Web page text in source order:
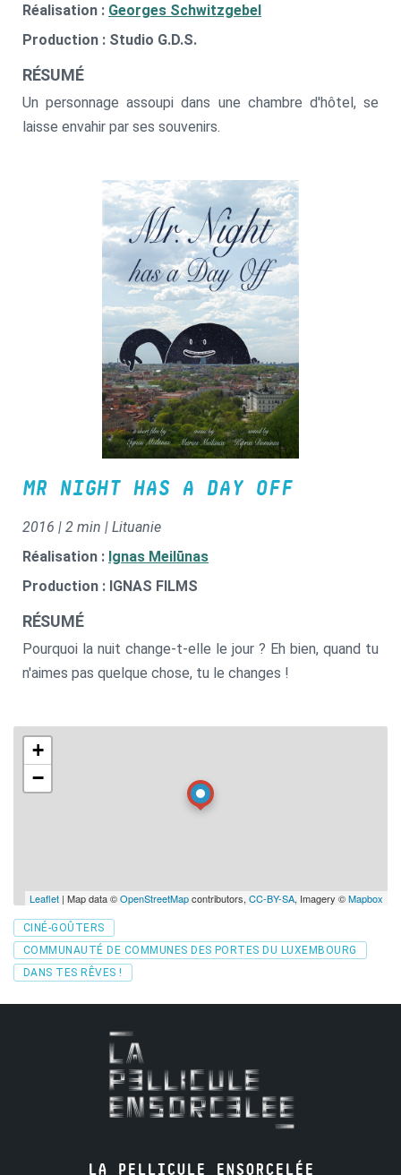
Réalisation : Georges Schwitzgebel
Production : Studio G.D.S.
RÉSUMÉ
Un personnage assoupi dans une chambre d'hôtel, se
laisse envahir par ses souvenirs.
MR NIGHT HAS A DAY OFF
2016 | 2 min | Lituanie
Réalisation : Ignas Meilūnas
Production : IGNAS FILMS
RÉSUMÉ
Pourquoi la nuit change-t-elle le jour ? Eh bien, quand tu
n'aimes pas quelque chose, tu le changes !
+
−
Leaflet | Map data ©OpenStreetMapcontributors, CC-BY-SA, Imagery ©Mapbox
Tags
CINÉ-GOÛTERS
COMMUNAUTÉ DE COMMUNES DES PORTES DU LUXEMBOURG
DANS TES RÊVES !
LA PELLICULE ENSORCELÉE